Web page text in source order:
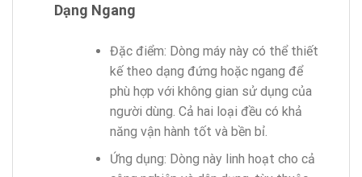
Dạng Ngang
Đặc điểm: Dòng máy này có thể thiết
kế theo dạng đứng hoặc ngang để
phù hợp với không gian sử dụng của
người dùng. Cả hai loại đều có khả
năng vận hành tốt và bền bỉ.
Ứng dụng: Dòng này linh hoạt cho cả